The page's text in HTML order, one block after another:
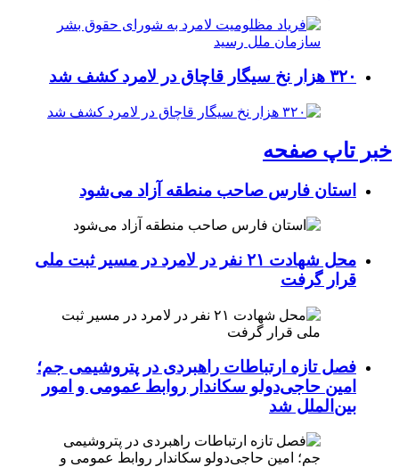
۳۲۰ هزار نخ سیگار قاچاق در لامرد کشف شد
خبر تاپ صفحه
استان فارس صاحب منطقه آزاد می‌شود
محل شهادت ۲۱ نفر در لامرد در مسیر ثبت ملی
قرار گرفت
فصل تازه ارتباطات راهبردی در پتروشیمی جم؛
امین حاجی‌دولو سکاندار روابط عمومی و امور
بین‌الملل شد